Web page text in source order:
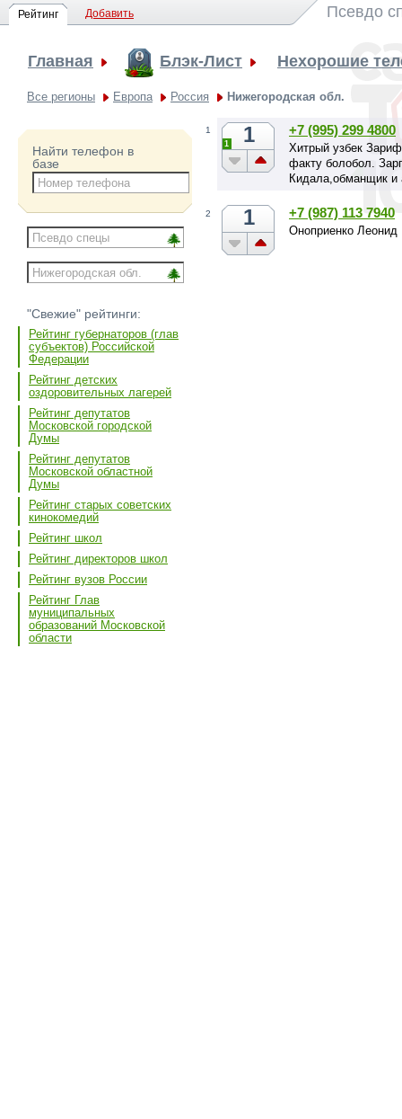
Рейтинг Добавить Псевдо
Главная Блэк-Лист Нехорошие
Все регионы Европа Россия Нижегородская обл.
Найти телефон в
базе
"Свежие" рейтинги:
Рейтинг губернаторов (глав
субъектов) Российской
Федерации
Рейтинг детских
оздоровительных лагерей
Рейтинг депутатов
Московской городской
Думы
Рейтинг депутатов
Московской областной
Думы
Рейтинг старых советских
кинокомедий
Рейтинг школ
Рейтинг директоров школ
Рейтинг вузов России
Рейтинг Глав
муниципальных
образований Московской
области
1 1
1
+7 (995) 299 4800
Хитрый узбек
факту болобол.
Кидала,обманщик и
2 1 +7 (987) 113 7940
Оноприенко Леонид